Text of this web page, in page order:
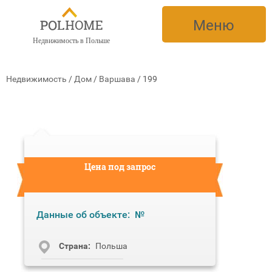
Недвижимость в Польше
Меню
Недвижимость / Дом / Варшава / 199
Цена под запрос
Данные об объекте: №
Cтрана: Польша